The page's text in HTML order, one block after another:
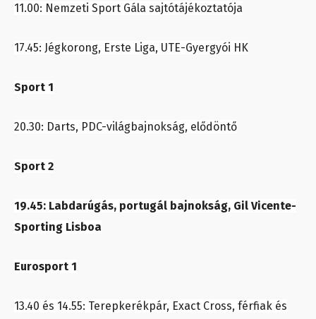
11.00: Nemzeti Sport Gála sajtótájékoztatója
17.45: Jégkorong, Erste Liga, UTE-Gyergyói HK
Sport 1
20.30: Darts, PDC-világbajnokság, elődöntő
Sport 2
19.45: Labdarúgás, portugál bajnokság, Gil Vicente-
Sporting Lisboa
Eurosport 1
13.40 és 14.55: Terepkerékpár, Exact Cross, férfiak és